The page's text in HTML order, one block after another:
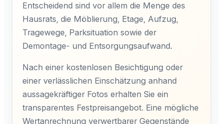
Entscheidend sind vor allem die Menge des
Hausrats, die Möblierung, Etage, Aufzug,
Tragewege, Parksituation sowie der
Demontage- und Entsorgungsaufwand.
Nach einer kostenlosen Besichtigung oder
einer verlässlichen Einschätzung anhand
aussagekräftiger Fotos erhalten Sie ein
transparentes Festpreisangebot. Eine mögliche
Wertanrechnung verwertbarer Gegenstände